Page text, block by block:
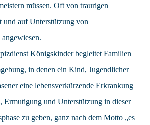
müssen. Oft von traurigen
und auf Unterstützung von
Königskinder begleitet Familien
in denen ein Kind, Jugendlicher
eine lebensverkürzende Erkrankung
Ermutigung und Unterstützung in dieser
zu geben, ganz nach dem Motto „es